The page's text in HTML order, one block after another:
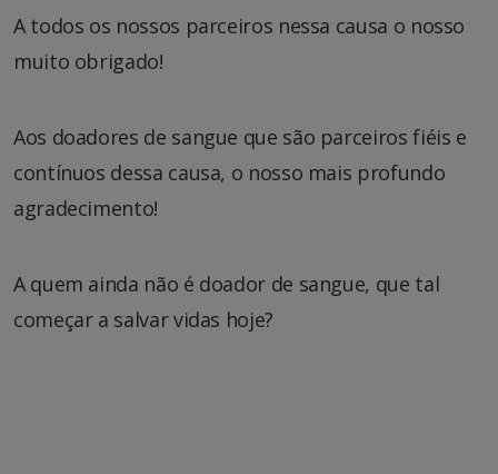
A todos os nossos parceiros nessa causa o nosso
muito obrigado!
Aos doadores de sangue que são parceiros fiéis e
contínuos dessa causa, o nosso mais profundo
agradecimento!
A quem ainda não é doador de sangue, que tal
começar a salvar vidas hoje?